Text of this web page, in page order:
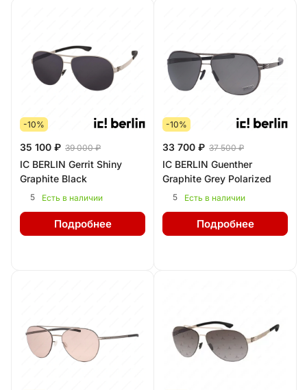
-10%
35 100 ₽ 39 000 ₽
IC BERLIN Gerrit Shiny
Graphite Black
5 Есть в наличии
Подробнее
-10%
33 700 ₽ 37 500 ₽
IC BERLIN Guenther
Graphite Grey Polarized
5 Есть в наличии
Подробнее